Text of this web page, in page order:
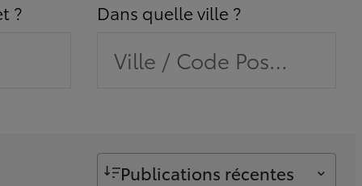
? Dans quelle ville ?
Ville / Code Postal /
Publications récentes